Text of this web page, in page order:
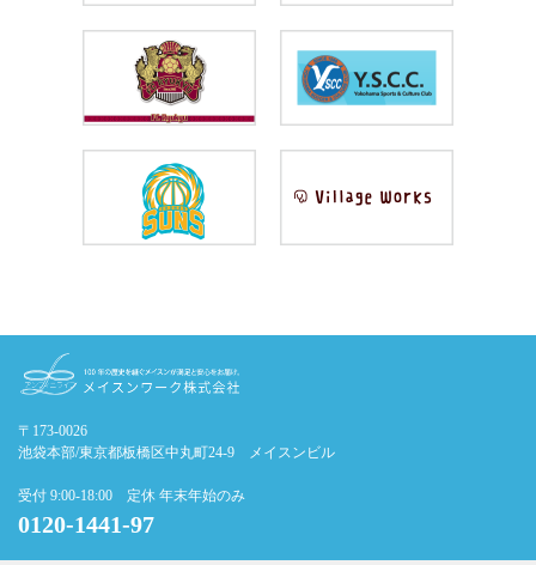
〒173-0026
池袋本部/東京都板橋区中丸町24-9 メイスンビル
受付 9:00-18:00 定休 年末年始のみ
0120-1441-97